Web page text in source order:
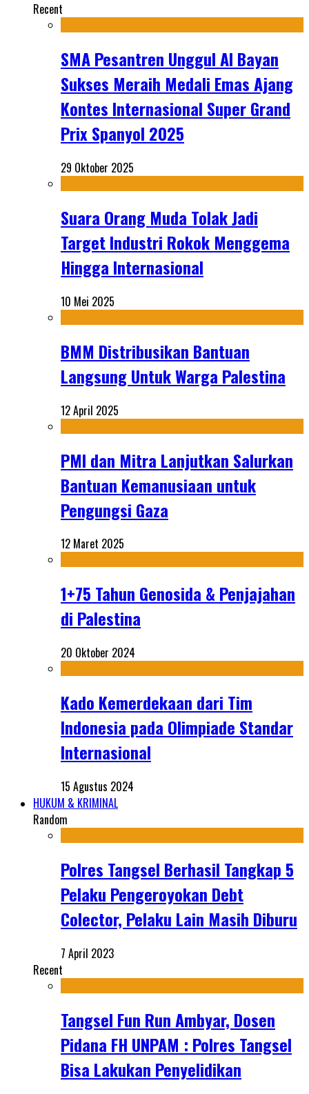
Recent
SMA Pesantren Unggul Al Bayan
Sukses Meraih Medali Emas Ajang
Kontes Internasional Super Grand
Prix Spanyol 2025
29 Oktober 2025
Suara Orang Muda Tolak Jadi
Target Industri Rokok Menggema
Hingga Internasional
10 Mei 2025
BMM Distribusikan Bantuan
Langsung Untuk Warga Palestina
12 April 2025
PMI dan Mitra Lanjutkan Salurkan
Bantuan Kemanusiaan untuk
Pengungsi Gaza
12 Maret 2025
1+75 Tahun Genosida & Penjajahan
di Palestina
20 Oktober 2024
Kado Kemerdekaan dari Tim
Indonesia pada Olimpiade Standar
Internasional
15 Agustus 2024
HUKUM & KRIMINAL
Random
Polres Tangsel Berhasil Tangkap 5
Pelaku Pengeroyokan Debt
Colector, Pelaku Lain Masih Diburu
7 April 2023
Recent
Tangsel Fun Run Ambyar, Dosen
Pidana FH UNPAM : Polres Tangsel
Bisa Lakukan Penyelidikan